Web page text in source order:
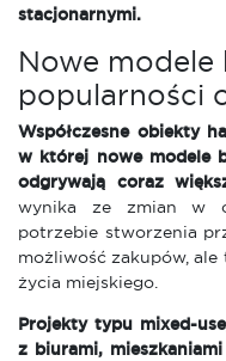
stacjonarnymi.
Nowe
popularności
Współczesne obiekty
w której nowe modele
odgrywają coraz
wynika ze zmian w
potrzebie stworzenia
możliwość zakupów,
życia miejskiego.
Projekty typu mixed-
z biurami,